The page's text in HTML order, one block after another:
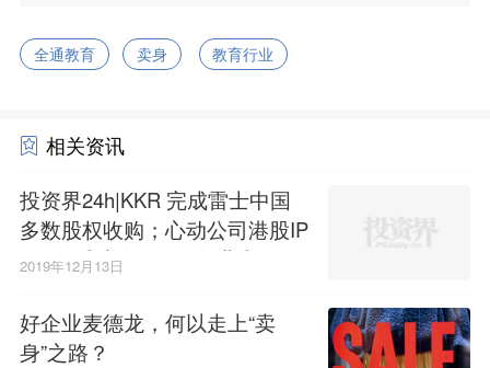
全通教育 卖身 教育行业
相关资讯
投资界24h|KKR 完成雷士中国
多数股权收购；心动公司港股IP
O；无法卖身BAT的创业者
2019年12月13日
好企业麦德龙，何以走上“卖
身”之路？